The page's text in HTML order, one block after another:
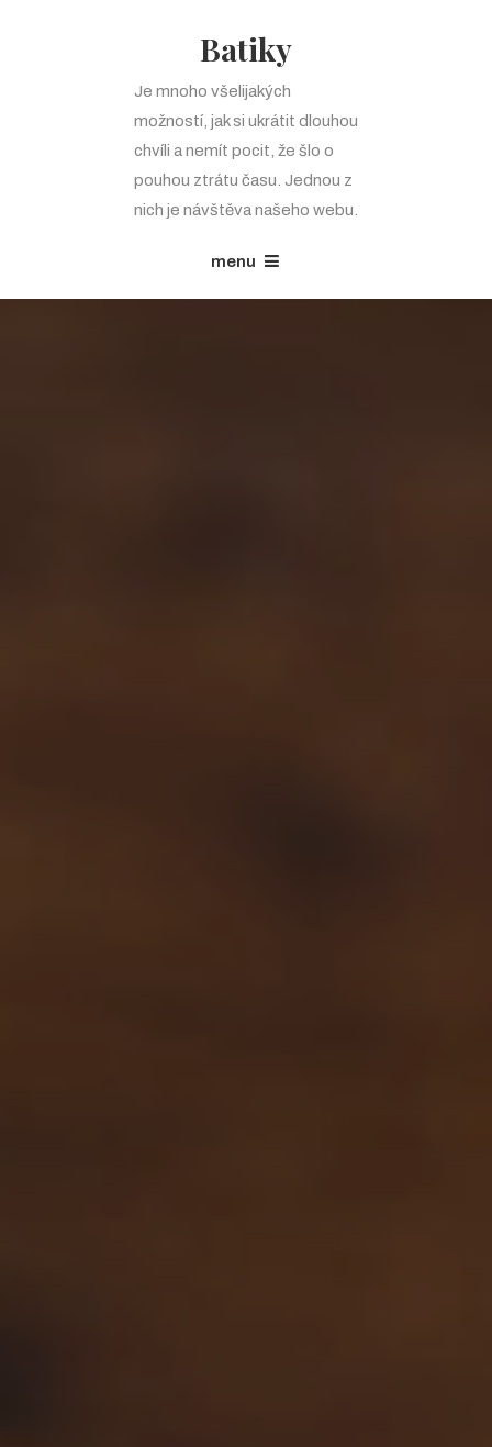
Batiky
Je mnoho všelijakých
možností, jak si ukrátit dlouhou
chvíli a nemít pocit, že šlo o
pouhou ztrátu času. Jednou z
nich je návštěva našeho webu.
menu